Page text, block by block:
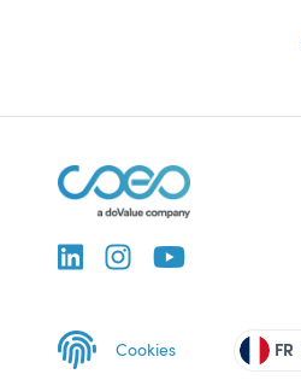
Cookies FR